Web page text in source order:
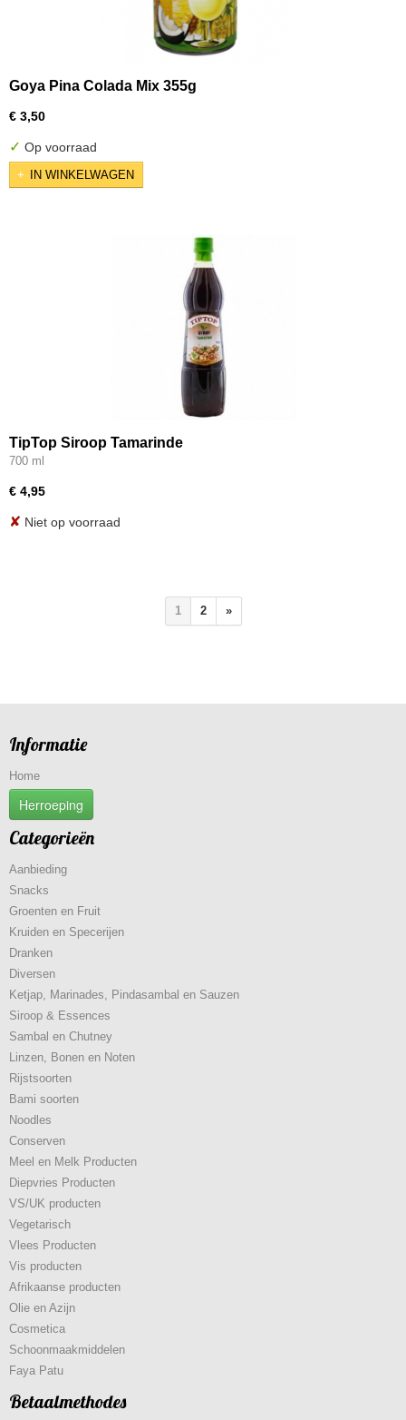
Goya Pina Colada Mix 355g
€ 3,50
✓ Op voorraad
IN WINKELWAGEN
TipTop Siroop Tamarinde
700 ml
€ 4,95
✘ Niet op voorraad
1 2 »
Informatie
Home
Herroeping
Categorieën
Aanbieding
Snacks
Groenten en Fruit
Kruiden en Specerijen
Dranken
Diversen
Ketjap, Marinades, Pindasambal en Sauzen
Siroop & Essences
Sambal en Chutney
Linzen, Bonen en Noten
Rijstsoorten
Bami soorten
Noodles
Conserven
Meel en Melk Producten
Diepvries Producten
VS/UK producten
Vegetarisch
Vlees Producten
Vis producten
Afrikaanse producten
Olie en Azijn
Cosmetica
Schoonmaakmiddelen
Faya Patu
Betaalmethodes